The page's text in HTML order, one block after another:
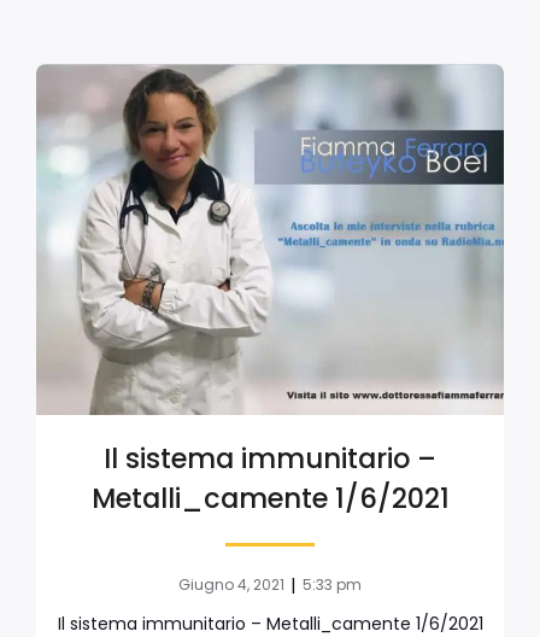
Il sistema immunitario –
Metalli_camente 1/6/2021
Giugno 4, 2021 | 5:33 pm
Il sistema immunitario – Metalli_camente 1/6/2021